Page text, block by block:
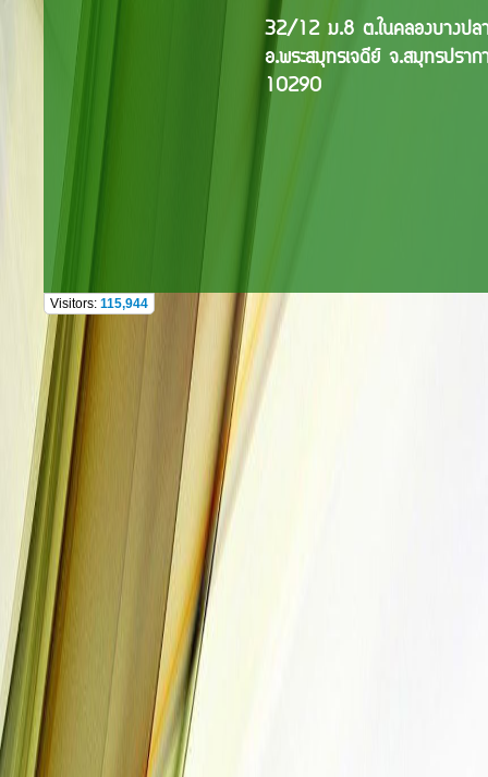
32/12 ม.8 ต.ในคลองบางป
อ.พระสมุทรเจดีย์ จ.สมุทรปราก
10290
Visitors: 115,944